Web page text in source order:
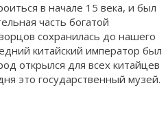
в начале 15 века, и был
часть богатой
сохранилась до нашего
китайский император был
открылся для всех китайцев
это государственный музей.